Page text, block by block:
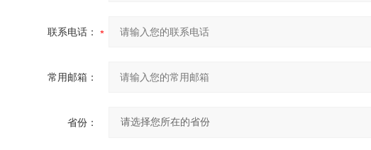
联系电话：
常用邮箱：
省份：